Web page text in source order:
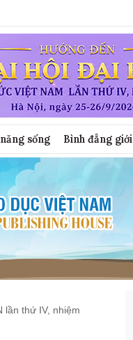
sống Bình đẳng giới
lần thứ IV, nhiệm